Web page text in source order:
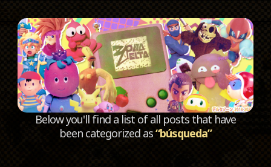
Below you'll find a list of all posts that have
been categorized as“búsqueda”